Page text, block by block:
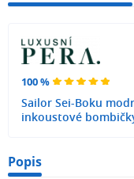
100 %
Sailor Sei-Boku
inkoustové
Popis